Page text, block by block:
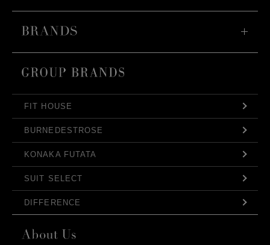
FIT HOUSE
BURNEDESTROSE
KONAKA FUTATA
SUIT SELECT
DIFFERENCE